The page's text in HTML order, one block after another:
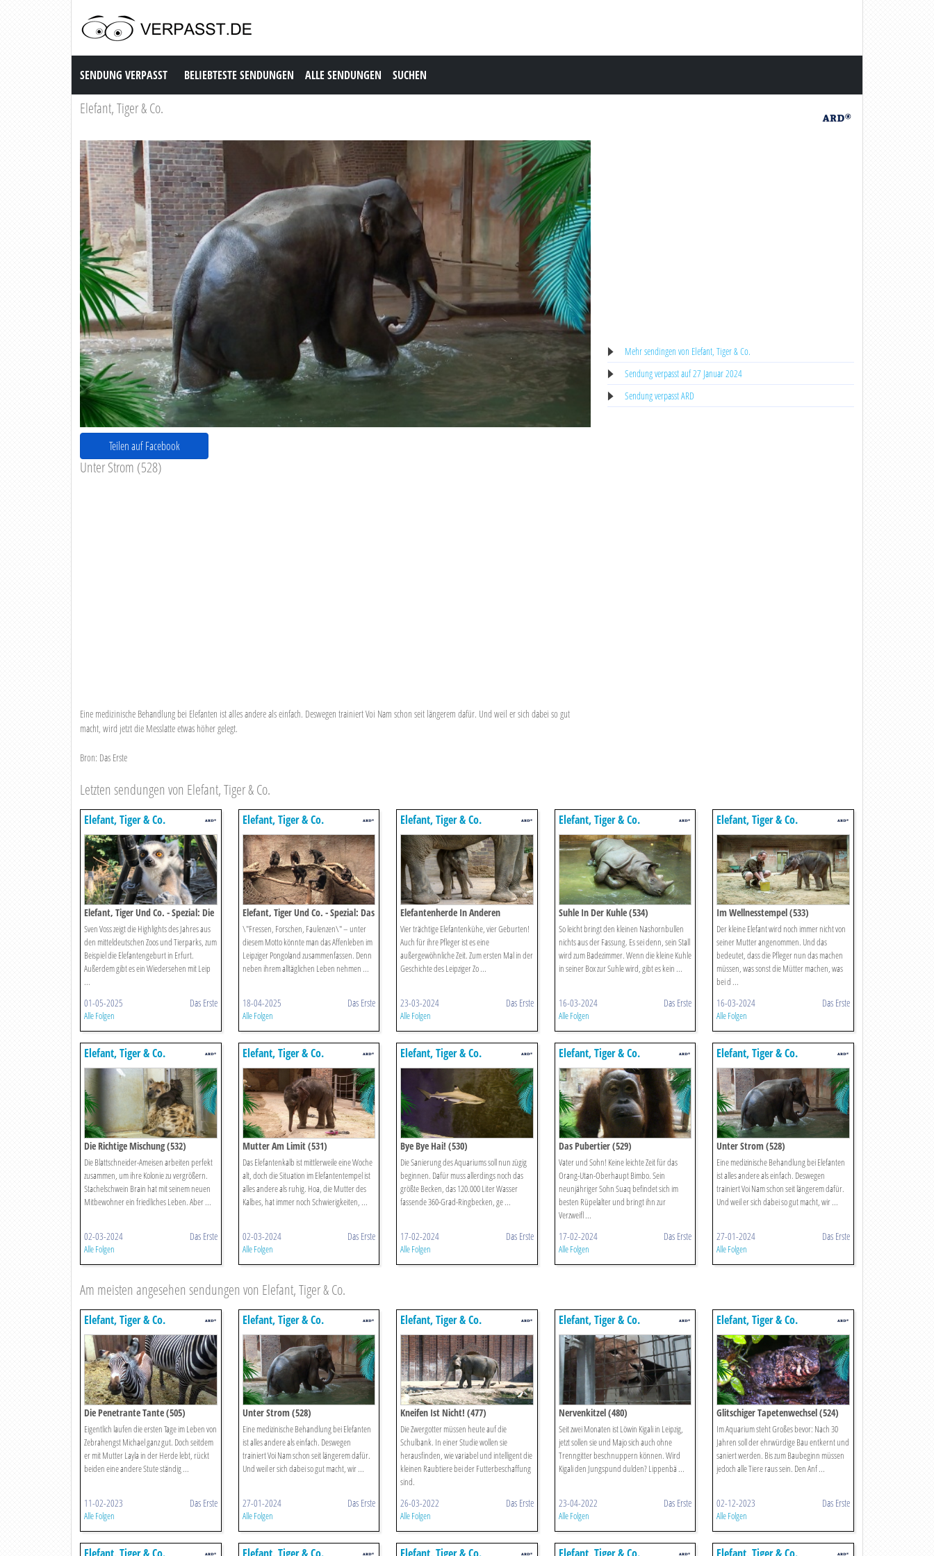
Sendung Verpasst
SENDUNG VERPASST BELIEBTESTE SENDUNGEN ALLE SENDUNGEN SUCHEN
Elefant, Tiger & Co.
Teilen auf Facebook
Unter Strom (528)
Eine medizinische Behandlung bei Elefanten ist alles andere als einfach. Deswegen trainiert Voi Nam schon seit längerem dafür. Und weil er sich dabei so gut
macht, wird jetzt die Messlatte etwas höher gelegt.
Bron: Das Erste
Mehr sendingen von Elefant, Tiger & Co.
Sendung verpasst auf 27 Januar 2024
Sendung verpasst ARD
Letzten sendungen von Elefant, Tiger & Co.
Elefant, Tiger & Co.
Elefant, Tiger Und Co. - Spezial: Die
Große Zoo-safari
Sven Voss zeigt die Highlights des Jahres aus
den mitteldeutschen Zoos und Tierparks, zum
Beispiel die Elefantengeburt in Erfurt.
Außerdem gibt es ein Wiedersehen mit Leip
...
01-05-2025 Das Erste
Alle Folgen
Elefant, Tiger & Co.
Elefant, Tiger Und Co. - Spezial: Das
Pongoland
\"Fressen, Forschen, Faulenzen\" – unter
diesem Motto könnte man das Affenleben im
Leipziger Pongoland zusammenfassen. Denn
neben ihrem alltäglichen Leben nehmen ...
18-04-2025 Das Erste
Alle Folgen
Elefant, Tiger & Co.
Elefantenherde In Anderen
Umständen
Vier trächtige Elefantenkühe, vier Geburten!
Auch für ihre Pfleger ist es eine
außergewöhnliche Zeit. Zum ersten Mal in der
Geschichte des Leipziger Zo ...
23-03-2024 Das Erste
Alle Folgen
Elefant, Tiger & Co.
Suhle In Der Kuhle (534)
So leicht bringt den kleinen Nashornbullen
nichts aus der Fassung. Es sei denn, sein Stall
wird zum Badezimmer. Wenn die kleine Kuhle
in seiner Box zur Suhle wird, gibt es kein ...
16-03-2024 Das Erste
Alle Folgen
Elefant, Tiger & Co.
Im Wellnesstempel (533)
Der kleine Elefant wird noch immer nicht von
seiner Mutter angenommen. Und das
bedeutet, dass die Pfleger nun das machen
müssen, was sonst die Mütter machen, was
bei d ...
16-03-2024 Das Erste
Alle Folgen
Elefant, Tiger & Co.
Die Richtige Mischung (532)
Die Blattschneider-Ameisen arbeiten perfekt
zusammen, um ihre Kolonie zu vergrößern.
Stachelschwein Brain hat mit seinem neuen
Mitbewohner ein friedliches Leben. Aber ...
02-03-2024 Das Erste
Alle Folgen
Elefant, Tiger & Co.
Mutter Am Limit (531)
Das Elefantenkalb ist mittlerweile eine Woche
alt, doch die Situation im Elefantentempel ist
alles andere als ruhig. Hoa, die Mutter des
Kalbes, hat immer noch Schwierigkeiten, ...
02-03-2024 Das Erste
Alle Folgen
Elefant, Tiger & Co.
Bye Bye Hai! (530)
Die Sanierung des Aquariums soll nun zügig
beginnen. Dafür muss allerdings noch das
größte Becken, das 120.000 Liter Wasser
fassende 360-Grad-Ringbecken, ge ...
17-02-2024 Das Erste
Alle Folgen
Elefant, Tiger & Co.
Das Pubertier (529)
Vater und Sohn! Keine leichte Zeit für das
Orang-Utan-Oberhaupt Bimbo. Sein
neunjähriger Sohn Suaq befindet sich im
besten Rüpelalter und bringt ihn zur
Verzweifl ...
17-02-2024 Das Erste
Alle Folgen
Elefant, Tiger & Co.
Unter Strom (528)
Eine medizinische Behandlung bei Elefanten
ist alles andere als einfach. Deswegen
trainiert Voi Nam schon seit längerem dafür.
Und weil er sich dabei so gut macht, wir ...
27-01-2024 Das Erste
Alle Folgen
Am meisten angesehen sendungen von Elefant, Tiger & Co.
Elefant, Tiger & Co.
Die Penetrante Tante (505)
Eigentlich laufen die ersten Tage im Leben von
Zebrahengst Michael ganz gut. Doch seitdem
er mit Mutter Layla in der Herde lebt, rückt
beiden eine andere Stute ständig ...
11-02-2023 Das Erste
Alle Folgen
Elefant, Tiger & Co.
Unter Strom (528)
Eine medizinische Behandlung bei Elefanten
ist alles andere als einfach. Deswegen
trainiert Voi Nam schon seit längerem dafür.
Und weil er sich dabei so gut macht, wir ...
27-01-2024 Das Erste
Alle Folgen
Elefant, Tiger & Co.
Kneifen Ist Nicht! (477)
Die Zwergotter müssen heute auf die
Schulbank. In einer Studie wollen sie
herausfinden, wie variabel und intelligent die
kleinen Raubtiere bei der Futterbeschaffung
sind.
26-03-2022 Das Erste
Alle Folgen
Elefant, Tiger & Co.
Nervenkitzel (480)
Seit zwei Monaten ist Löwin Kigali in Leipzig,
jetzt sollen sie und Majo sich auch ohne
Trenngitter beschnuppern können. Wird
Kigali den Jungspund dulden? Lippenbä ...
23-04-2022 Das Erste
Alle Folgen
Elefant, Tiger & Co.
Glitschiger Tapetenwechsel (524)
Im Aquarium steht Großes bevor: Nach 30
Jahren soll der ehrwürdige Bau entkernt und
saniert werden. Bis zum Baubeginn müssen
jedoch alle Tiere raus sein. Den Anf ...
02-12-2023 Das Erste
Alle Folgen